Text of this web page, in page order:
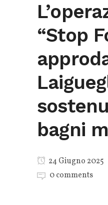
“Stop
bagni
24 Giugno 2025
0 comments